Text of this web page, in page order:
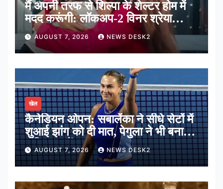
मैं अपनी तरफ से शिल्पा के शेल्टर होम में
मदद करूंगी: लॉकअप-2 विनर श्रेया
कालरा
AUGUST 7, 2026 NEWS DESK2
खेल
कैनेडियन ओपन: सबालेंका ने सीधे सेटों में
शुआई झांग को दी मात, पेगुला ने भी बनाई
अंतिम 16 में जगह
AUGUST 7, 2026 NEWS DESK2